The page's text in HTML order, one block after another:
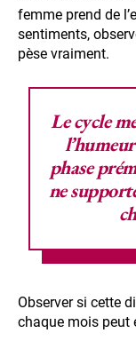
femme prend de
sentiments,
pèse vraiment.
Lecycle
phase
ne
Observer si cette
chaque mois peut